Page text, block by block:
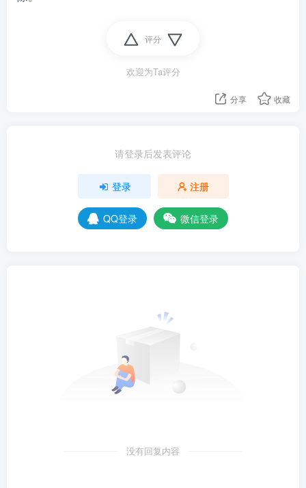
评分
欢迎为Ta评分
分享 收藏
请登录后发表评论
登录 注册
QQ登录 微信登录
没有回复内容